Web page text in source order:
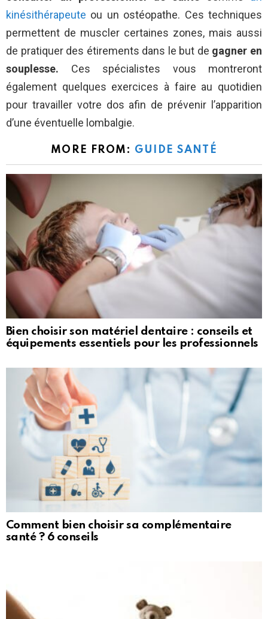
kinésithérapeute ou un ostéopathe. Ces techniques
permettent de muscler certaines zones, mais aussi
de pratiquer des étirements dans le but de gagner en
souplesse. Ces spécialistes vous montreront
également quelques exercices à faire au quotidien
pour travailler votre dos afin de prévenir l’apparition
d’une éventuelle lombalgie.
MORE FROM: GUIDE SANTÉ
Bien choisir son matériel dentaire : conseils et
équipements essentiels pour les professionnels
Comment bien choisir sa complémentaire
santé ? 6 conseils